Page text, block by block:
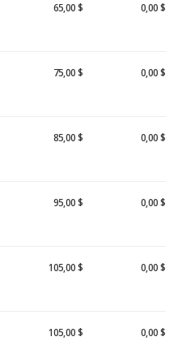
65,00 $ 0,00 $
75,00 $ 0,00 $
85,00 $ 0,00 $
95,00 $ 0,00 $
105,00 $ 0,00 $
105,00 $ 0,00 $